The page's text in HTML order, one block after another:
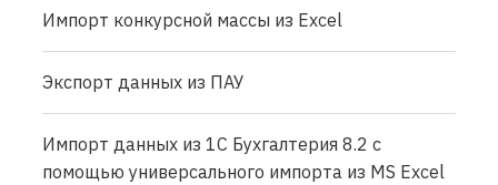
Импорт конкурсной массы из Excel
Экспорт данных из ПАУ
Импорт данных из 1С Бухгалтерия 8.2 с
помощью универсального импорта из MS Excel